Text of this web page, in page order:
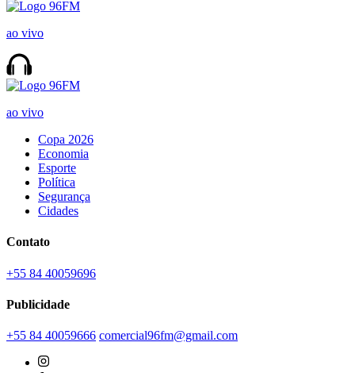
ao vivo
ao vivo
Copa 2026
Economia
Esporte
Política
Segurança
Cidades
Contato
+55 84 40059696
Publicidade
+55 84 40059666 comercial96fm@gmail.com